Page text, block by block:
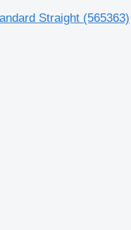
Straight (565363)